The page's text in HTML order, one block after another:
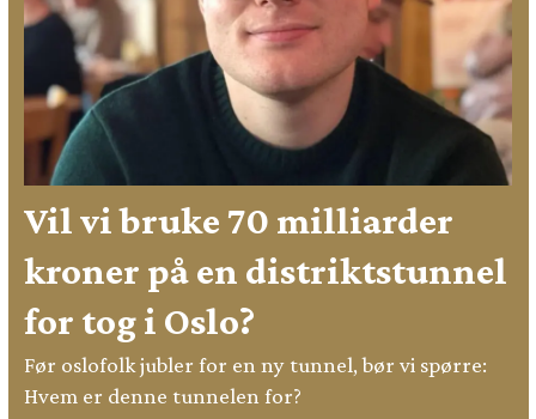
Vil vi bruke 70 milliarder
kroner på en distriktstunnel
for tog i Oslo?
Før oslofolk jubler for en ny tunnel, bør vi spørre:
Hvem er denne tunnelen for?